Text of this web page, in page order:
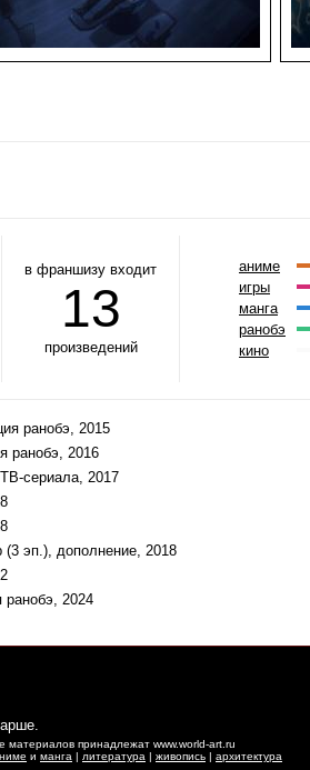
в франшизу входит
13
произведений
аниме
игры
манга
ранобэ
кино
ранобэ, 2015
ранобэ, 2016
сериала, 2017
(3 эп.), дополнение, 2018
2024
материалов принадлежат www.world-art.ru
и манга | литература | живопись | архитектура